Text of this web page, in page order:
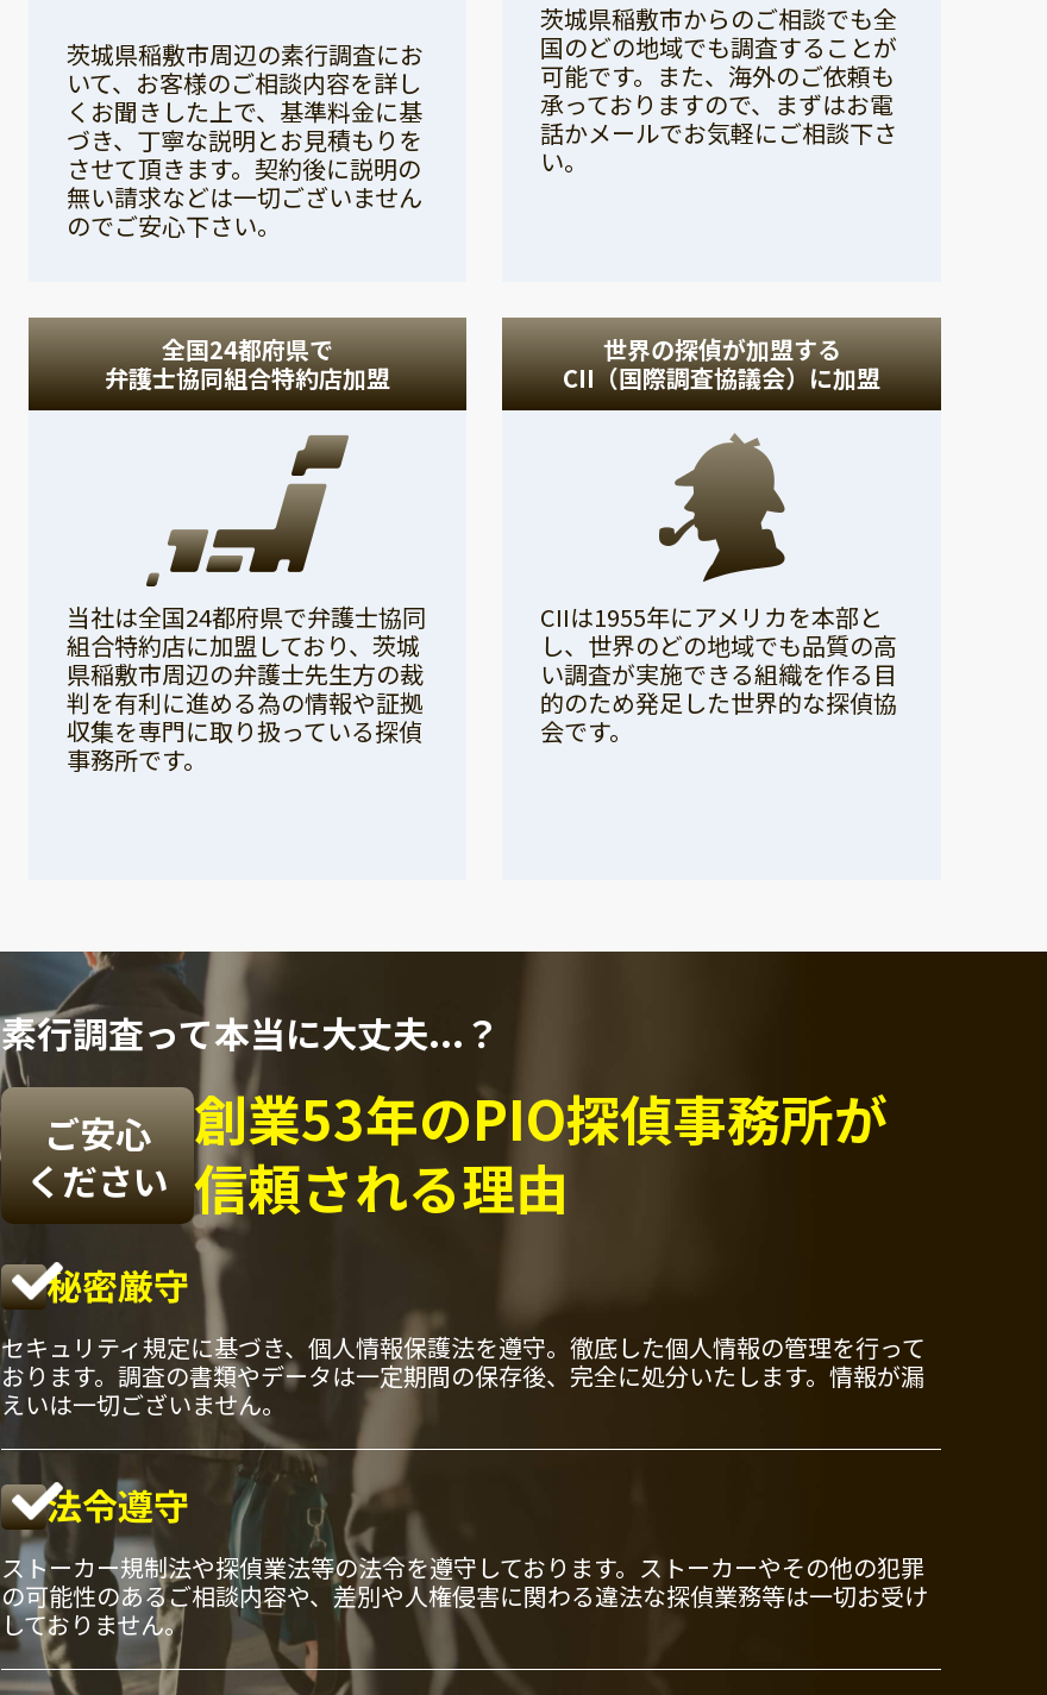
茨城県稲敷市周辺の素行調査にお
いて、お客様のご相談内容を詳し
くお聞きした上で、基準料金に基
づき、丁寧な説明とお見積もりを
させて頂きます。契約後に説明の
無い請求などは一切ございません
のでご安心下さい。
茨城県稲敷市からのご相談でも全
国のどの地域でも調査することが
可能です。また、海外のご依頼も
承っておりますので、まずはお電
話かメールでお気軽にご相談下さ
い。
全国24都府県で
弁護士協同組合特約店加盟
当社は全国24都府県で弁護士協同
組合特約店に加盟しており、茨城
県稲敷市周辺の弁護士先生方の裁
判を有利に進める為の情報や証拠
収集を専門に取り扱っている探偵
事務所です。
世界の探偵が加盟する
CII（国際調査協議会）に加盟
CIIは1955年にアメリカを本部と
し、世界のどの地域でも品質の高
い調査が実施できる組織を作る目
的のため発足した世界的な探偵協
会です。
素行調査って本当に大丈夫...？
ご安心
ください
創業53年のPIO探偵事務所が
信頼される理由
秘密厳守
セキュリティ規定に基づき、個人情報保護法を遵守。徹底した個人情報の管理を行って
おります。調査の書類やデータは一定期間の保存後、完全に処分いたします。情報が漏
えいは一切ございません。
法令遵守
ストーカー規制法や探偵業法等の法令を遵守しております。ストーカーやその他の犯罪
の可能性のあるご相談内容や、差別や人権侵害に関わる違法な探偵業務等は一切お受け
しておりません。